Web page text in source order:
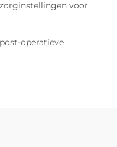
voor
operatieve